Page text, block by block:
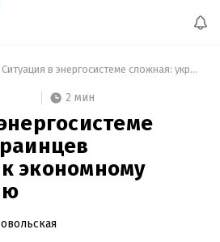
Ситуация в энергосистеме сложная: украинцев призывают к экономному потреблению
2 мин
экономному